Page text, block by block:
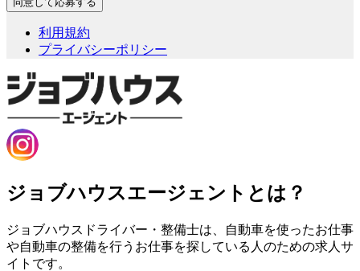
利用規約
プライバシーポリシー
ジョブハウスエージェントとは？
ジョブハウスドライバー・整備士は、自動車を使ったお仕事
や自動車の整備を行うお仕事を探している人のための求人サ
イトです。